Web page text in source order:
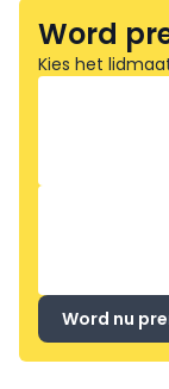
Word
Kies het
Word nu